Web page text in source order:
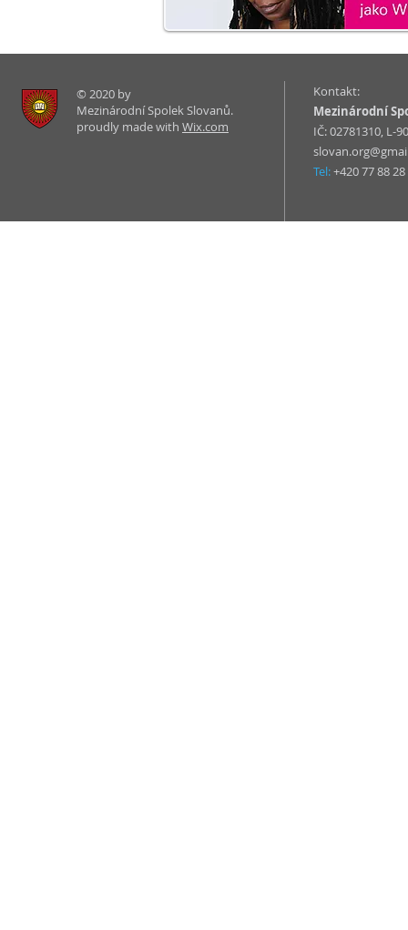
© 2020 by
Mezinárodní Spolek Slovanů.
proudly made with Wix.com
Kontakt:
Mezinárodní
IČ: 02781310, L-
Tel:+420 77 88